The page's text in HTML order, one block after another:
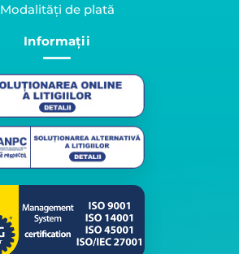
Modalități de plată
Informații